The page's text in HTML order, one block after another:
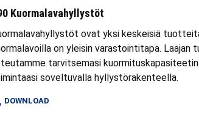
Kuormalavahyllystöt
ovat yksi keskeisiä
on yleisin varastointitapa. Laajan
tarvitsemasi
soveltuvalla hyllystörakenteella.
DOWNLOAD